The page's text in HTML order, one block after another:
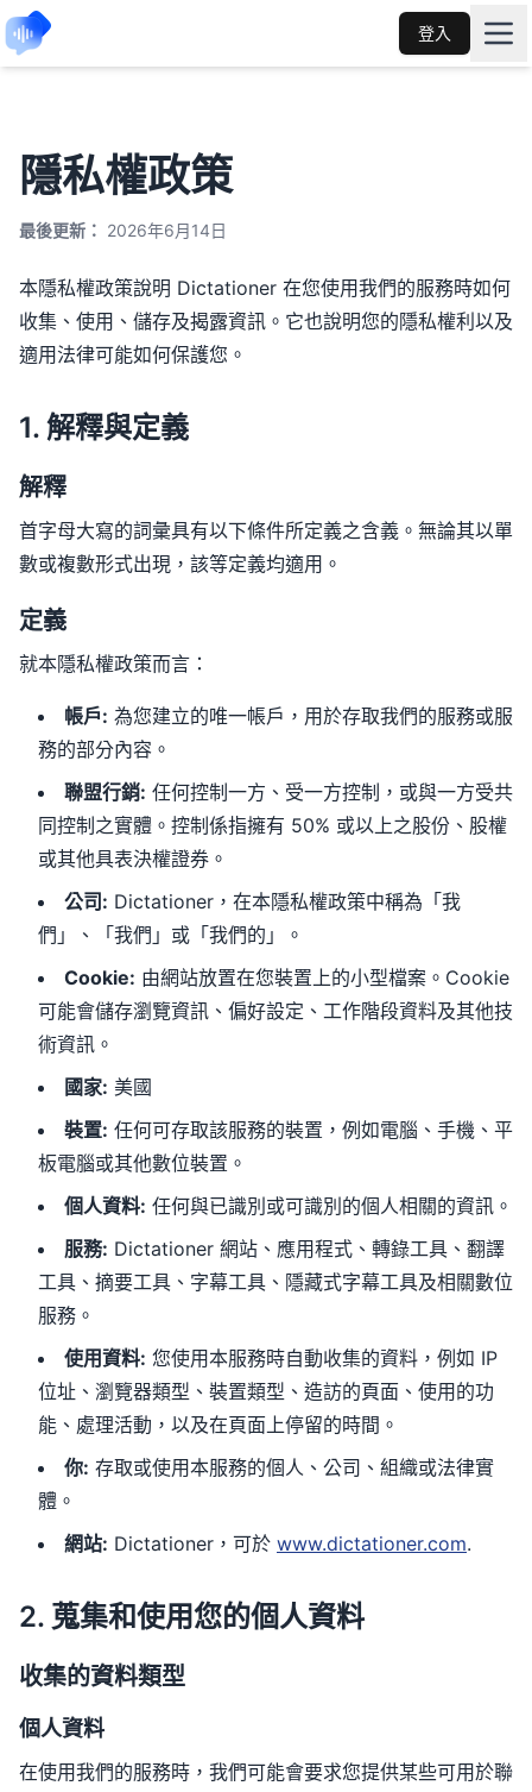
登入
隱私權政策
最後更新： 2026年6月14日
本隱私權政策說明 Dictationer 在您使用我們的服務時如何
收集、使用、儲存及揭露資訊。它也說明您的隱私權利以及
適用法律可能如何保護您。
1. 解釋與定義
解釋
首字母大寫的詞彙具有以下條件所定義之含義。無論其以單
數或複數形式出現，該等定義均適用。
定義
就本隱私權政策而言：
帳戶: 為您建立的唯一帳戶，用於存取我們的服務或服
務的部分內容。
聯盟行銷: 任何控制一方、受一方控制，或與一方受共
同控制之實體。控制係指擁有 50% 或以上之股份、股權
或其他具表決權證券。
公司 : Dictationer，在本隱私權政策中稱為「我
們」、「我們」或「我們的」。
Cookie: 由網站放置在您裝置上的小型檔案。Cookie
可能會儲存瀏覽資訊、偏好設定、工作階段資料及其他技
術資訊。
國家: 美國
裝置: 任何可存取該服務的裝置，例如電腦、手機、平
板電腦或其他數位裝置。
個人資料: 任何與已識別或可識別的個人相關的資訊。
服務: Dictationer 網站、應用程式、轉錄工具、翻譯
工具、摘要工具、字幕工具、隱藏式字幕工具及相關數位
服務。
使用資料: 您使用本服務時自動收集的資料，例如 IP
位址、瀏覽器類型、裝置類型、造訪的頁面、使用的功
能、處理活動，以及在頁面上停留的時間。
你: 存取或使用本服務的個人、公司、組織或法律實
體。
網站: Dictationer，可於 www.dictationer.com.
2. 蒐集和使用您的個人資料
收集的資料類型
個人資料
在使用我們的服務時，我們可能會要求您提供某些可用於聯